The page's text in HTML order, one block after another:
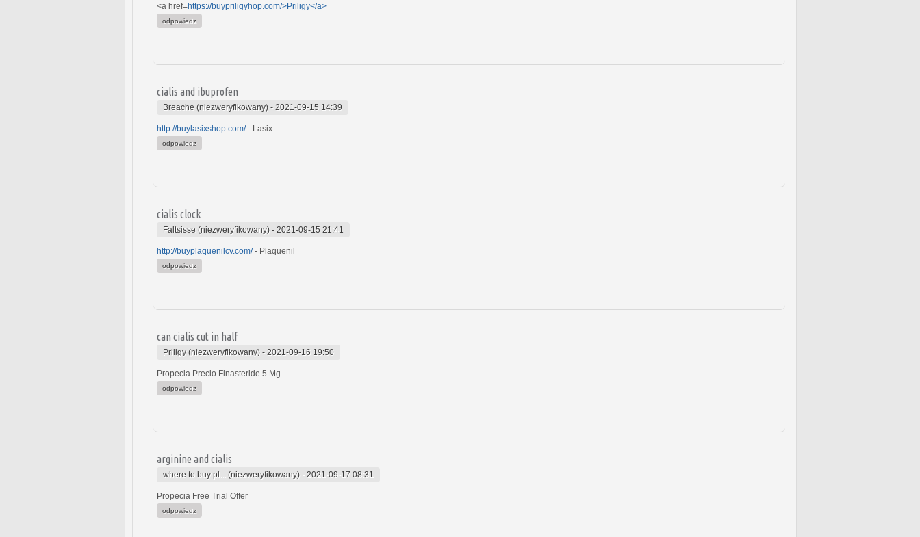
<a href=https://buypriligyhop.com/>Priligy</a>
odpowiedz
cialis and ibuprofen
Breache (niezweryfikowany) - 2021-09-15 14:39
http://buylasixshop.com/- Lasix
odpowiedz
cialis clock
Faltsisse (niezweryfikowany) - 2021-09-15 21:41
http://buyplaquenilcv.com/- Plaquenil
odpowiedz
can cialis cut in half
Priligy (niezweryfikowany) - 2021-09-16 19:50
Propecia Precio Finasteride 5 Mg
odpowiedz
arginine and cialis
where to buy pl... (niezweryfikowany) - 2021-09-17 08:31
Propecia Free Trial Offer
odpowiedz